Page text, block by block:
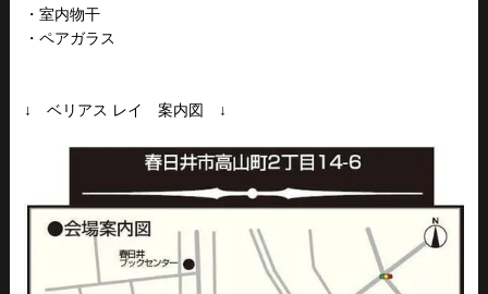
・室内物干
・ペアガラス
↓ ベリアス レイ 案内図 ↓